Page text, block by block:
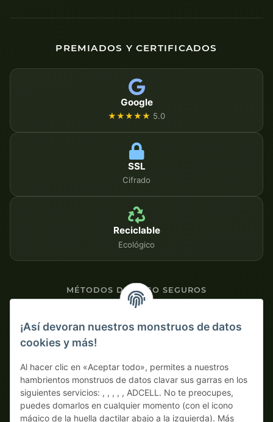
PREMIADOS Y CERTIFICADOS
Google
★★★★★ 5.0
SSL
Cifrado
Reciclable
Ecológico
MÉTODOS DE PAGO SEGUROS
Pago por adelantado con descuento
¡Así devoran nuestros monstruos de datos
cookies y más!
Al hacer clic en «Aceptar todo», permites a nuestros
hambrientos monstruos de datos clavar sus garras en los
siguientes servicios: , , , , , ADCELL. No te preocupes,
puedes domarlos en cualquier momento (con el icono
mágico de la huella dactilar abajo a la izquierda). Más